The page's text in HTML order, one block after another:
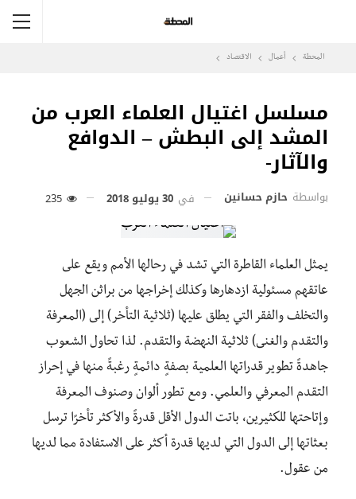
المحطة أعمال الاقتصاد
مسلسل اغتيال العلماء العرب من
المشد إلى البطش – الدوافع
والآثار-
بواسطة حازم حسانين في 30 يوليو 2018
يمثل العلماء القاطرة التي تشد في رحالها الأمم ويقع على
عاتقهم مسئولية ازدهارها وكذلك إخراجها من براثن الجهل
والتخلف والفقر التي يطلق عليها (ثلاثية التأخر) إلى (المعرفة
والتقدم والغنى) ثلاثية النهضة والتقدم. لذا تحاول الشعوب
جاهدةً تطوير قدراتها العلمية بصفةٍ دائمةٍ رغبةً منها في إحراز
التقدم المعرفي والعلمي. ومع تطور ألوان وصنوف المعرفة
وإتاحتها للكثيرين، باتت الدول الأقل قدرةً والأكثر تأخرًا ترسل
بعثاتها إلى الدول التي لديها قدرة أكثر على الاستفادة مما لديها
من عقول.